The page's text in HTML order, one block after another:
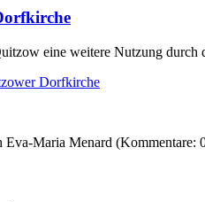
eine weitere Nutzung durch
Dorfkirche
Eva-Maria Menard (Kommentare: